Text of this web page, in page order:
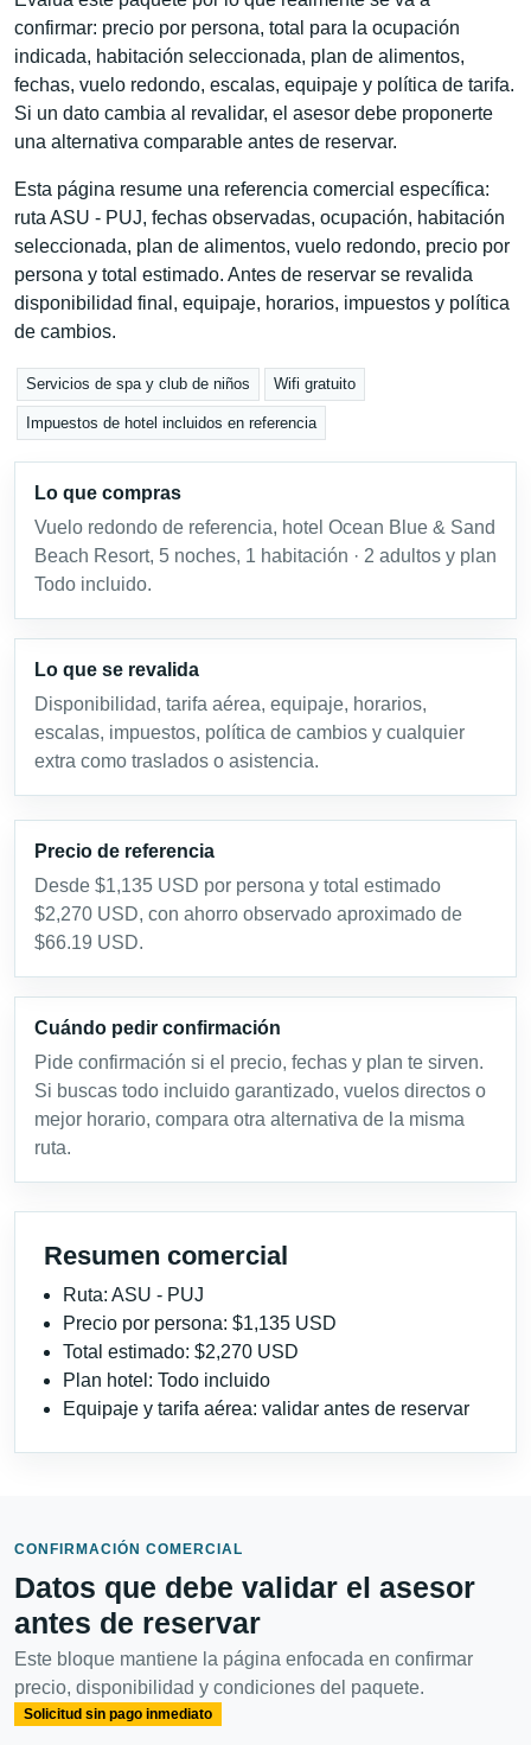
confirmar: precio por persona, total para la ocupación
indicada, habitación seleccionada, plan de alimentos,
fechas, vuelo redondo, escalas, equipaje y política de tarifa.
Si un dato cambia al revalidar, el asesor debe proponerte
una alternativa comparable antes de reservar.
Esta página resume una referencia comercial específica:
ruta ASU - PUJ, fechas observadas, ocupación, habitación
seleccionada, plan de alimentos, vuelo redondo, precio por
persona y total estimado. Antes de reservar se revalida
disponibilidad final, equipaje, horarios, impuestos y política
de cambios.
Servicios de spa y club de niños Wifi gratuito
Impuestos de hotel incluidos en referencia
Lo que compras
Vuelo redondo de referencia, hotel Ocean Blue & Sand
Beach Resort, 5 noches, 1 habitación · 2 adultos y plan
Todo incluido.
Lo que se revalida
Disponibilidad, tarifa aérea, equipaje, horarios,
escalas, impuestos, política de cambios y cualquier
extra como traslados o asistencia.
Precio de referencia
Desde $1,135 USD por persona y total estimado
$2,270 USD, con ahorro observado aproximado de
$66.19 USD.
Cuándo pedir confirmación
Pide confirmación si el precio, fechas y plan te sirven.
Si buscas todo incluido garantizado, vuelos directos o
mejor horario, compara otra alternativa de la misma
ruta.
Resumen comercial
Ruta: ASU - PUJ
Precio por persona: $1,135 USD
Total estimado: $2,270 USD
Plan hotel: Todo incluido
Equipaje y tarifa aérea: validar antes de reservar
CONFIRMACIÓN COMERCIAL
Datos que debe validar el asesor
antes de reservar
Este bloque mantiene la página enfocada en confirmar
precio, disponibilidad y condiciones del paquete.
Solicitud sin pago inmediato